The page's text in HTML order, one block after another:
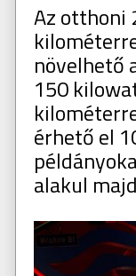
Az otthoni
növelhető
150
érhető el
alakul